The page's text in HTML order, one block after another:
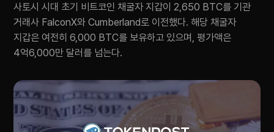
사토시 시대 초기 비트코인 채굴자 지갑이 2,650 BTC를 기관
거래사 FalconX와 Cumberland로 이전했다. 해당 채굴자
지갑은 여전히 6,000 BTC를 보유하고 있으며, 평가액은
4억6,000만 달러를 넘는다.